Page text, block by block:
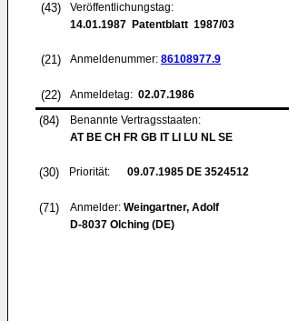
(43)
Veröffentlichungstag:
14.01.1987 Patentblatt 1987/03
(21) Anmeldenummer: 86108977.9
(22) Anmeldetag: 02.07.1986
(84)
Benannte Vertragsstaaten:
AT BE CH FR GB IT LI LU NL SE
(30) Priorität: 09.07.1985 DE 3524512
(71) Anmelder: Weingartner, Adolf
D-8037 Olching (DE)